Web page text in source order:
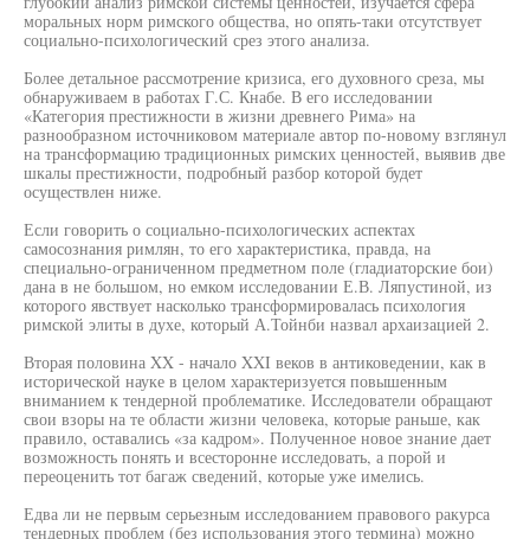
моральных норм римского общества, но опять-таки отсутствует
социально-психологический срез этого анализа.
Более детальное рассмотрение кризиса, его духовного среза, мы
обнаруживаем в работах Г.С. Кнабе. В его исследовании
«Категория престижности в жизни древнего Рима» на
разнообразном источниковом материале автор по-новому взглянул
на трансформацию традиционных римских ценностей, выявив две
шкалы престижности, подробный разбор которой будет
осуществлен ниже.
Если говорить о социально-психологических аспектах
самосознания римлян, то его характеристика, правда, на
специально-ограниченном предметном поле (гладиаторские бои)
дана в не большом, но емком исследовании Е.В. Ляпустиной, из
которого явствует насколько трансформировалась психология
римской элиты в духе, который А.Тойнби назвал архаизацией 2.
Вторая половина XX - начало XXI веков в антиковедении, как в
исторической науке в целом характеризуется повышенным
вниманием к тендерной проблематике. Исследователи обращают
свои взоры на те области жизни человека, которые раньше, как
правило, оставались «за кадром». Полученное новое знание дает
возможность понять и всесторонне исследовать, а порой и
переоценить тот багаж сведений, которые уже имелись.
Едва ли не первым серьезным исследованием правового ракурса
тендерных проблем (без использования этого термина) можно